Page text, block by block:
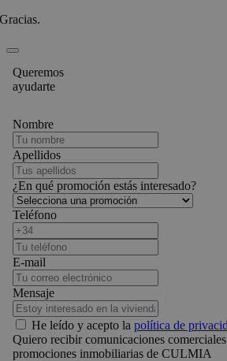
Gracias.
Queremos
ayudarte
Nombre
Apellidos
¿En qué promoción estás interesado?
Teléfono
E-mail
Mensaje
He leído y acepto la política de
Quiero recibir comunicaciones
promociones inmobiliarias de CULMIA